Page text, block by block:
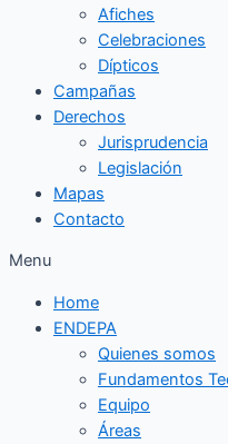
Afiches
Celebraciones
Dípticos
Campañas
Derechos
Jurisprudencia
Legislación
Mapas
Contacto
Menu
Home
ENDEPA
Quienes somos
Fundamentos
Equipo
Áreas